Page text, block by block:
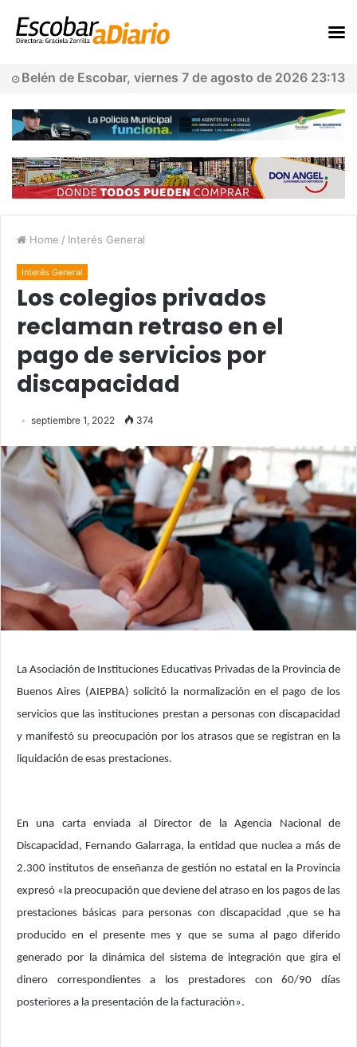
Belén de Escobar, viernes 7 de agosto de 2026 23:13
Home / Interés General
Interés General
Los colegios privados
reclaman retraso en el
pago de servicios por
discapacidad
septiembre 1, 2022 374
La Asociación de Instituciones Educativas Privadas de la Provincia de
Buenos Aires (AIEPBA) solicitó la normalización en el pago de los
servicios que las instituciones prestan a personas con discapacidad
y manifestó su preocupación por los atrasos que se registran en la
liquidación de esas prestaciones.
En una carta enviada al Director de la Agencia Nacional de
Discapacidad, Fernando Galarraga, la entidad que nuclea a más de
2.300 institutos de enseñanza de gestión no estatal en la Provincia
expresó «la preocupación que deviene del atraso en los pagos de las
prestaciones básicas para personas con discapacidad ,que se ha
producido en el presente mes y que se suma al pago diferido
generado por la dinámica del sistema de integración que gira el
dinero correspondientes a los prestadores con 60/90 días
posteriores a la presentación de la facturación».